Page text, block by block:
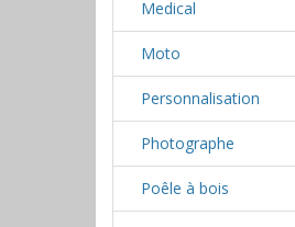
Medical
Moto
Personnalisation
Photographe
Poêle à bois